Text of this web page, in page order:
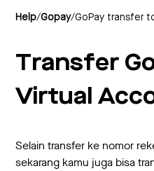
Help/Gopay/GoPay transfer
Transfer
Virtual
Selain transfer ke nomor
sekarang kamu juga bisa